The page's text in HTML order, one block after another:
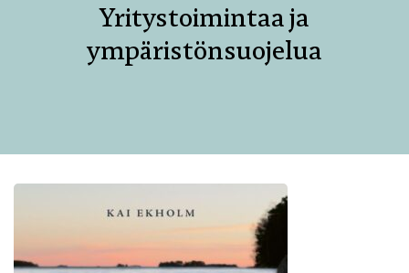
Yritystoimintaa ja
ympäristönsuojelua